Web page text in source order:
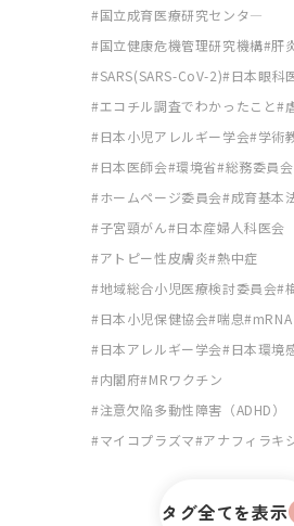
国立成育医療研究センタ―
国立健康危機管理研究機構 肝
SARS(SARS-CoV-2) 日本眼科
エコチル調査でわかったこと
日本小児アレルギー学会 学術
日本医師会 環境省 総務委員会
ホームページ委員会 成育基本
子宮頸がん
日本産婦人科医会
アトピー性皮膚炎 熱中症
地域総合小児医療検討委員会
日本小児保健協会 喘息 mRNA
日本アレルギー学会 日本環境
内閣府 MRワクチン
注意欠陥多動性障害（ADHD）
マイコプラズマ アナフィラキ
タグ全てを表示